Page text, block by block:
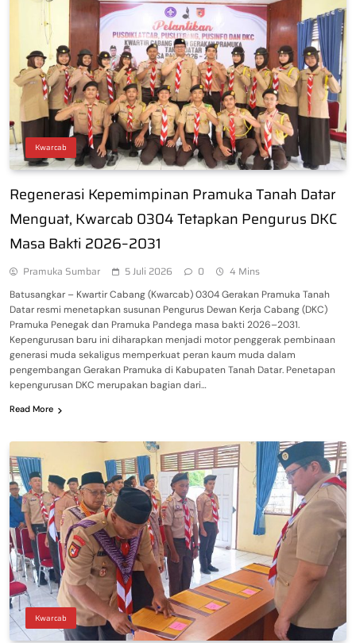
Kwarcab
Regenerasi Kepemimpinan Pramuka Tanah Datar
Menguat, Kwarcab 0304 Tetapkan Pengurus DKC
Masa Bakti 2026–2031
Pramuka Sumbar 5 Juli 2026 0 4 Mins
Batusangkar – Kwartir Cabang (Kwarcab) 0304 Gerakan Pramuka Tanah
Datar resmi menetapkan susunan Pengurus Dewan Kerja Cabang (DKC)
Pramuka Penegak dan Pramuka Pandega masa bakti 2026–2031.
Kepengurusan baru ini diharapkan menjadi motor penggerak pembinaan
generasi muda sekaligus memperkuat peran kaum muda dalam
pengembangan Gerakan Pramuka di Kabupaten Tanah Datar. Penetapan
kepengurusan DKC merupakan bagian dari…
Read More
Kwarcab